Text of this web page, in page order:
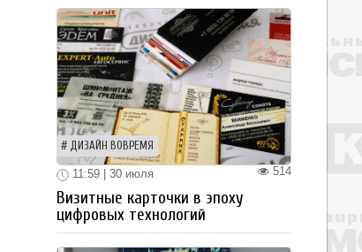
ДИЗАЙН ВОВРЕМЯ
514
11:59 | 30 июля
Визитные карточки в эпоху
цифровых технологий